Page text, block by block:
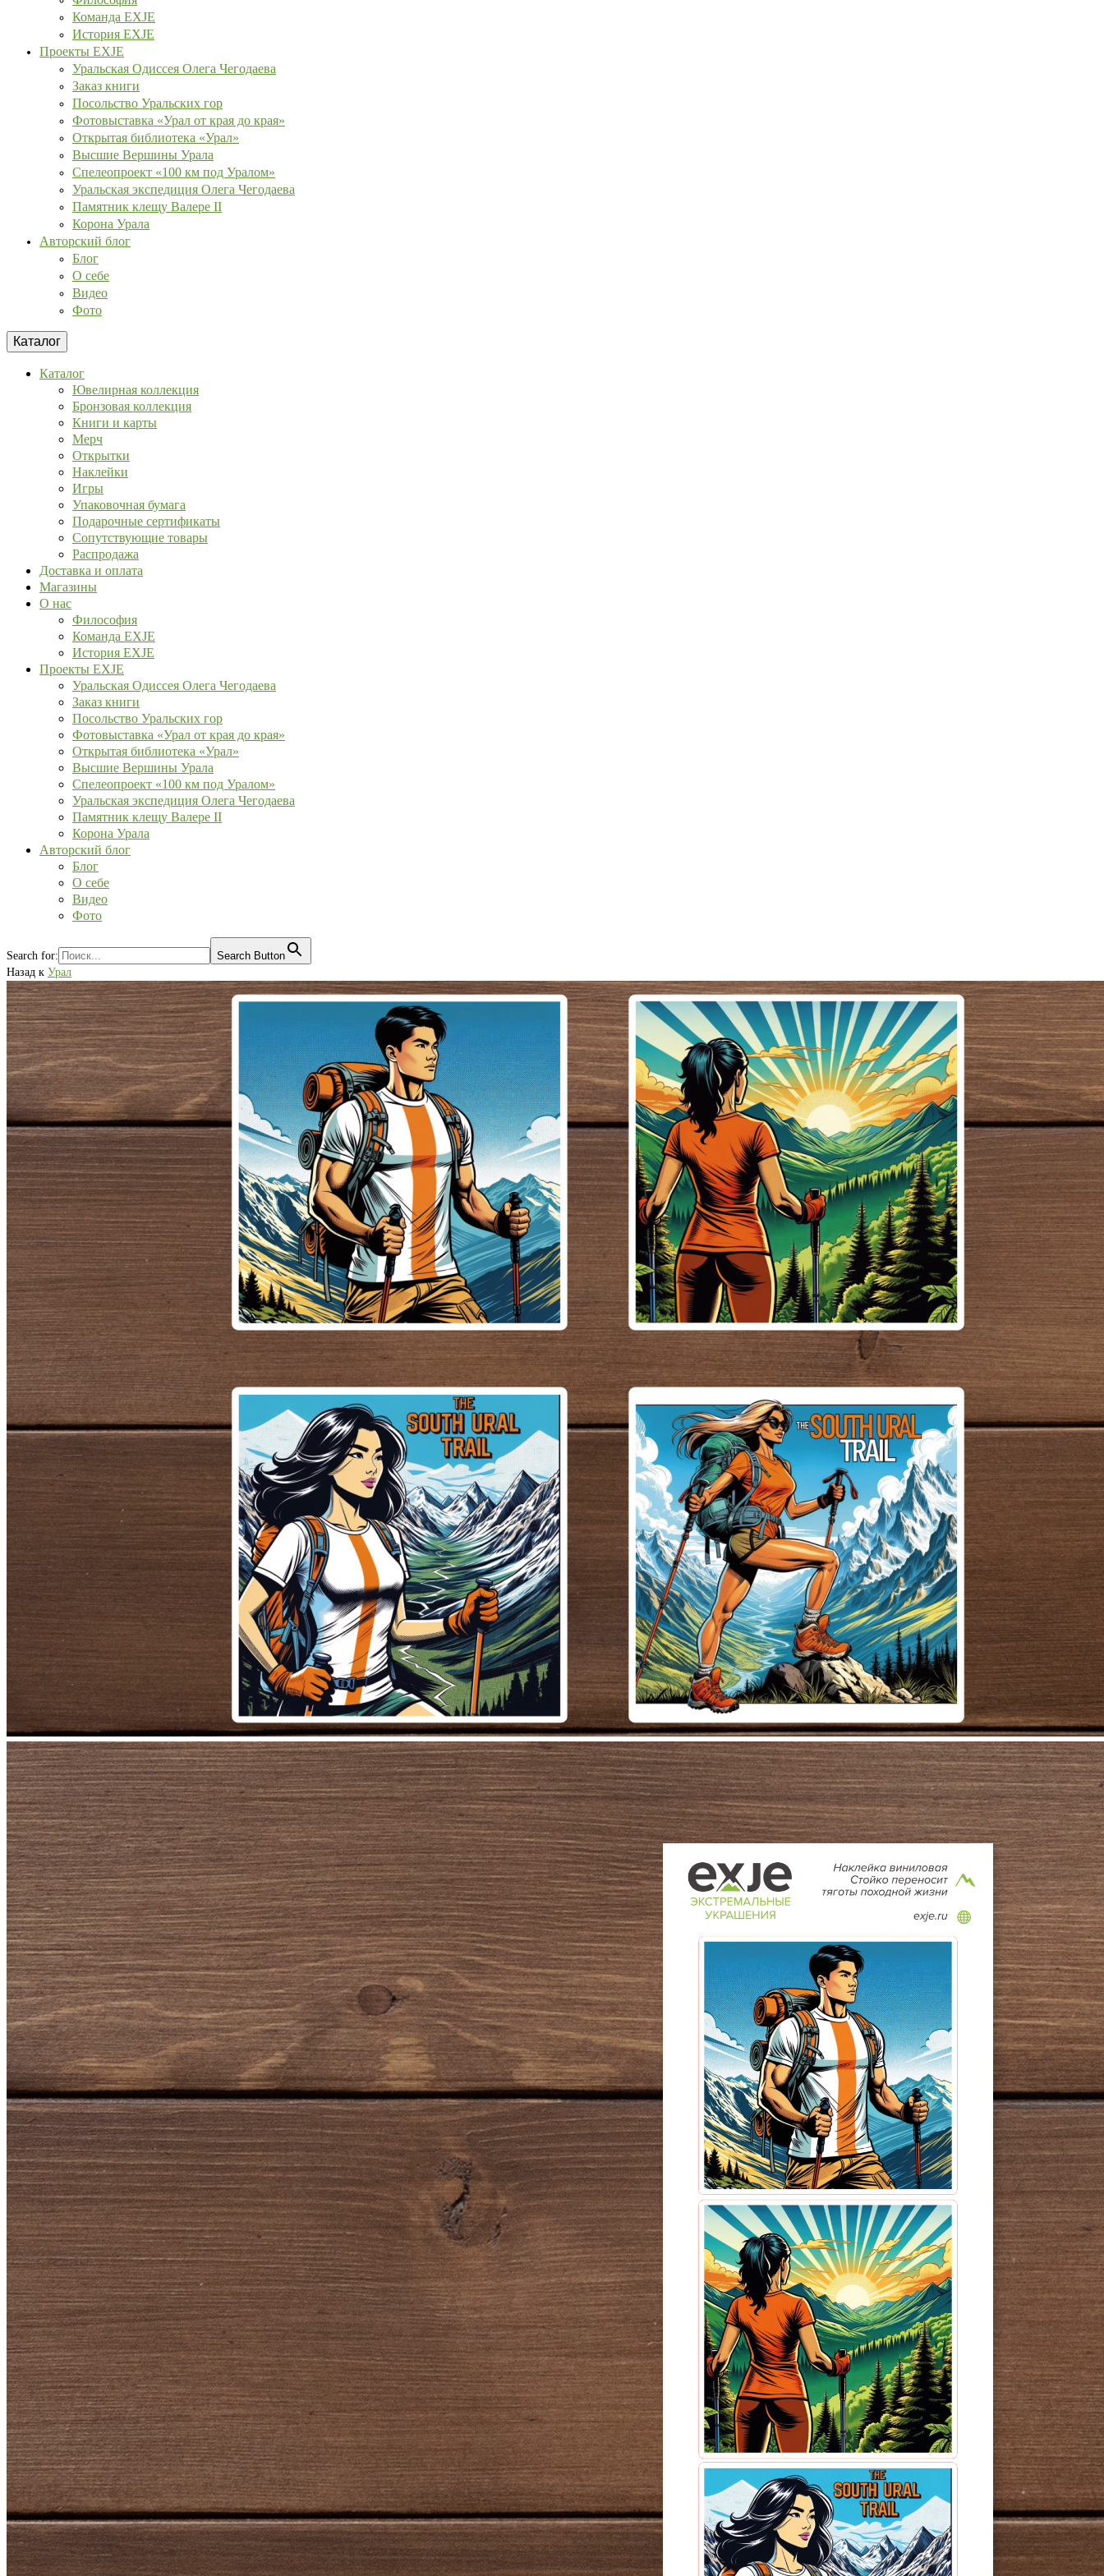
Команда EXJE
История EXJE
Проекты EXJE
Уральская Одиссея Олега Чегодаева
Заказ книги
Посольство Уральских гор
Фотовыставка «Урал от края до края»
Открытая библиотека «Урал»
Высшие Вершины Урала
Спелеопроект «100 км под Уралом»
Уральская экспедиция Олега Чегодаева
Памятник клещу Валере II
Корона Урала
Авторский блог
Блог
О себе
Видео
Фото
Каталог
Каталог
Ювелирная коллекция
Бронзовая коллекция
Книги и карты
Мерч
Открытки
Наклейки
Игры
Упаковочная бумага
Подарочные сертификаты
Сопутствующие товары
Распродажа
Доставка и оплата
Магазины
О нас
Философия
Команда EXJE
История EXJE
Проекты EXJE
Уральская Одиссея Олега Чегодаева
Заказ книги
Посольство Уральских гор
Фотовыставка «Урал от края до края»
Открытая библиотека «Урал»
Высшие Вершины Урала
Спелеопроект «100 км под Уралом»
Уральская экспедиция Олега Чегодаева
Памятник клещу Валере II
Корона Урала
Авторский блог
Блог
О себе
Видео
Фото
Search for:
Search Button
Назад к Урал